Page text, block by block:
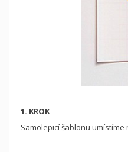
1. KROK
Samolepicí šablonu